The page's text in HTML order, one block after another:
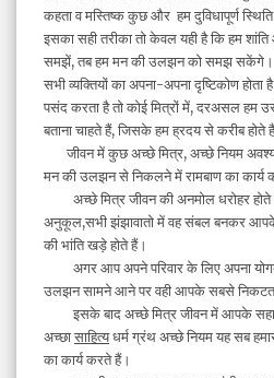
कहता व मस्तिष्क कुछ और हम दुविधापूर्ण
इसका सही तरीका तो केवल यही है कि हम शांति
समझें, तब हम मन की उलझन को समझ सकेंगे।
सभी व्यक्तियों का अपना-अपना दृष्टिकोण होता
पसंद करता है तो कोई मित्रों में, दरअसल हम
बताना चाहते हैं, जिसके हम ह्रदय से करीब होते
जीवन में कुछ अच्छे मित्र, अच्छे नियम अवश्य
मन की उलझन से निकलने में रामबाण का कार्य
अच्छे मित्र जीवन की अनमोल धरोहर होते
अनुकूल,सभी झंझावातो में वह संबल बनकर
की भांति खड़े होते हैं।
अगर आप अपने परिवार के लिए अपना
उलझन सामने आने पर वही आपके सबसे निकटतम
इसके बाद अच्छे मित्र जीवन में आपके
अच्छासाहित्यधर्म ग्रंथ अच्छे नियम यह सब
का कार्य करते हैं।